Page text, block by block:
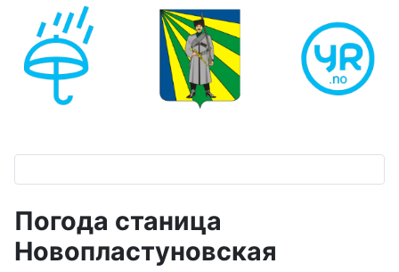
Погода станица
Новопластуновская